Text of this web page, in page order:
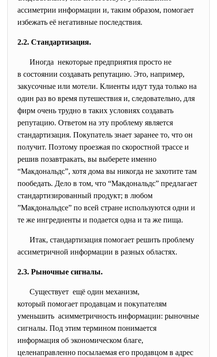
ассиметрии информации и, таким образом, помогает
избежать её негативные последствия.
2.2. Стандартизация.
Иногда некоторые предприятия просто не
в состоянии создавать репутацию. Это, например,
закусочные или мотели. Клиенты идут туда только на
один раз во время путешествия и, следовательно, для
фирм очень трудно в таких условиях создавать
репутацию. Ответом на эту проблему является
стандартизация. Покупатель знает заранее то, что он
получит. Поэтому проезжая по скоростной трассе и
решив позавтракать, вы выберете именно
“Макдональдс”, хотя дома вы никогда не захотите там
пообедать. Дело в том, что “Макдональдс” предлагает
стандартизированный продукт; в любом
”Макдональдсе” по всей стране используются одни и
те же ингредиенты и подается одна и та же пища.
Итак, стандартизация помогает решить проблему
ассиметричной информации в разных областях.
2.3. Рыночные сигналы.
Существует ещё один механизм,
который помогает продавцам и покупателям
уменьшить асимметричность информации: рыночные
сигналы. Под этим термином понимается
информация об экономическом благе,
целенаправленно посылаемая его продавцом в адрес